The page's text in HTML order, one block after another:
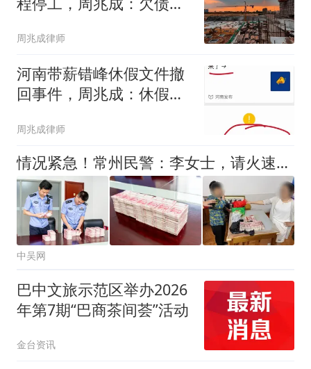
周兆成律师
河南带薪错峰休假文件撤
回事件，周兆成：休假权
周兆成律师
情况紧急！常州民警：李女士，请火速前往南通派出所！
中吴网
巴中文旅示范区举办2026
年第7期“巴商茶间荟”活动
金台资讯